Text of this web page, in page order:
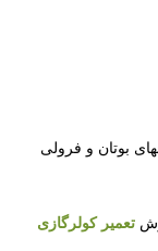
بوتان و فرولی
تعمیر کولرگازی